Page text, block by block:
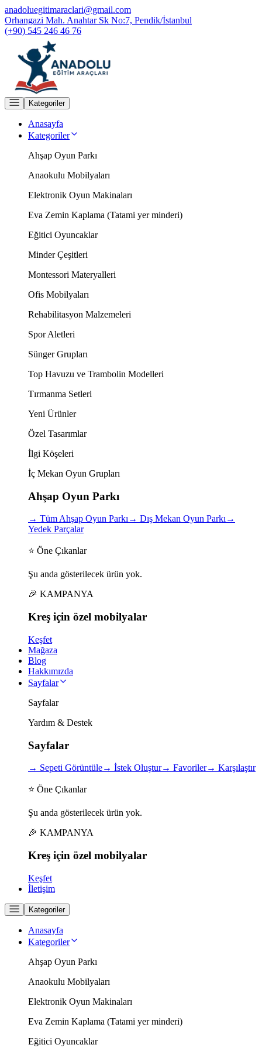
anadoluegitimaraclari@gmail.com
Orhangazi Mah. Anahtar Sk No:7, Pendik/İstanbul
(+90) 545 246 46 76
Kategoriler
Anasayfa
Kategoriler
Ahşap Oyun Parkı
Anaokulu Mobilyaları
Elektronik Oyun Makinaları
Eva Zemin Kaplama (Tatami yer minderi)
Eğitici Oyuncaklar
Minder Çeşitleri
Montessori Materyalleri
Ofis Mobilyaları
Rehabilitasyon Malzemeleri
Spor Aletleri
Sünger Grupları
Top Havuzu ve Trambolin Modelleri
Tırmanma Setleri
Yeni Ürünler
Özel Tasarımlar
İlgi Köşeleri
İç Mekan Oyun Grupları
Ahşap Oyun Parkı
→ Tüm Ahşap Oyun Parkı→ Dış Mekan Oyun Parkı→
Yedek Parçalar
⭐ Öne Çıkanlar
Şu anda gösterilecek ürün yok.
🎉 KAMPANYA
Kreş için özel mobilyalar
Keşfet
Mağaza
Blog
Hakkımızda
Sayfalar
Sayfalar
Yardım & Destek
Sayfalar
→ Sepeti Görüntüle→ İstek Oluştur→ Favoriler→ Karşılaştır
⭐ Öne Çıkanlar
Şu anda gösterilecek ürün yok.
🎉 KAMPANYA
Kreş için özel mobilyalar
Keşfet
İletişim
Kategoriler
Anasayfa
Kategoriler
Ahşap Oyun Parkı
Anaokulu Mobilyaları
Elektronik Oyun Makinaları
Eva Zemin Kaplama (Tatami yer minderi)
Eğitici Oyuncaklar